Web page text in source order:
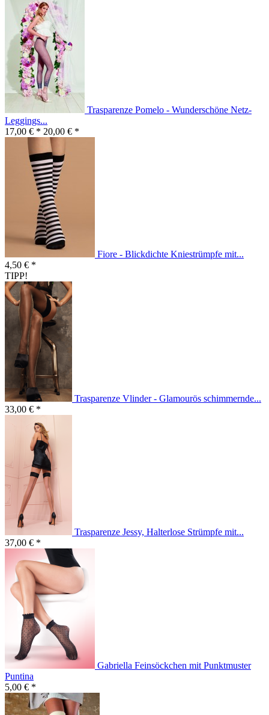
Trasparenze Pomelo - Wunderschöne Netz-
Leggings...
17,00 € * 20,00 € *
Fiore - Blickdichte Kniestrümpfe mit...
4,50 € *
TIPP!
Trasparenze Vlinder - Glamourös schimmernde...
33,00 € *
Trasparenze Jessy, Halterlose Strümpfe mit...
37,00 € *
Gabriella Feinsöckchen mit Punktmuster
Puntina
5,00 € *